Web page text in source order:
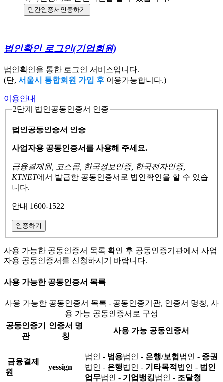
민간인증서 인증하기
법인확인 로그인(기업회원)
법인확인을 통한 로그인 서비스입니다.
(단, 서울시 통합회원 가입 후 이용가능합니다.)
이용안내
2단계 법인공동인증서 인증
법인공동인증서 인증
사업자용 공동인증서를 사용해 주세요.
금융결제원, 코스콤, 한국정보인증, 한국전자인증,
KTNET에서 발급한 공동인증서로 법인확인을 할 수 있습
니다.
안내 1600-1522
인증하기
사용 가능한 공동인증서 목록 확인 후 공동인증기관에서 사업
자용 공동인증서를 신청하시기 바랍니다.
사용 가능한 공동인증서 목록
사용 가능한 공동인증서 목록 - 공동인증기관, 인증서 명칭, 사
용 가능 공동인증서로 구성
공동인증기
관
인증서 명
칭
사용 가능 공동인증서
금융결제
원
yessign
법인 - 범용법인 - 은행/보험 법인 - 증권
법인 - 은행법인 - 기타목적 법인 - 법인
업무법인 - 기업뱅킹법인 - 조달청